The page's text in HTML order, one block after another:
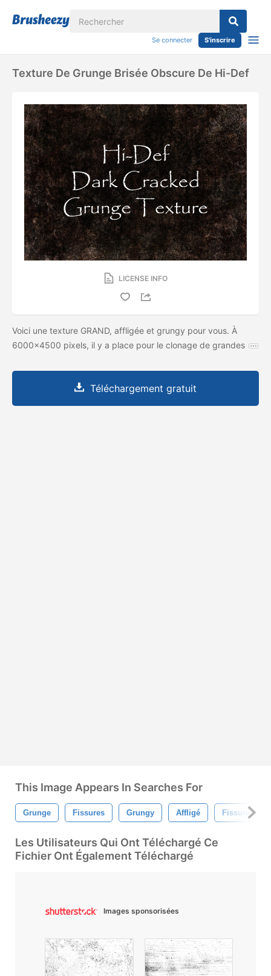
Se connecter S'inscrire
Texture De Grunge Brisée Obscure De Hi-Def
LICENSE INFO
Voici une texture GRAND, affligée et grungy pour vous. À
6000x4500 pixels, il y a place pour le clonage de grandes
Téléchargement gratuit
This Image Appears In Searches For
Grunge Fissures Grungy Affligé Fissuré
Les Utilisateurs Qui Ont Téléchargé Ce
Fichier Ont Également Téléchargé
Images sponsorisées